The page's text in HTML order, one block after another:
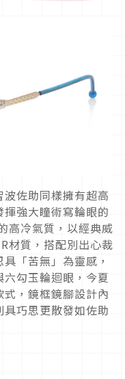
佐助同樣擁有超高
強大瞳術寫輪眼的
高冷氣質，以經典威
材質，搭配別出心裁
「苦無」為靈感，
勾玉輪迴眼， 今夏
， 鏡框鏡腳設計內
具巧思更散發如佐助